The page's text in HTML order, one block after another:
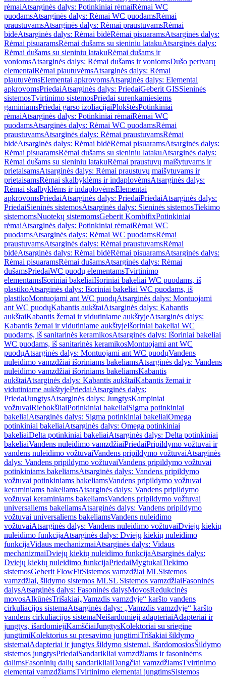
rėmaiAtsarginės dalys: Potinkiniai rėmaiRėmai WC
puodamsAtsarginės dalys: Rėmai WC puodamsRėmai
praustuvamsAtsarginės dalys: Rėmai praustuvamsRėmai
bidėAtsarginės dalys: Rėmai bidėRėmai pisuaramsAtsarginės dalys:
Rėmai pisuaramsRėmai dušams su sieniniu latakuAtsarginės dalys:
Rėmai dušams su sieniniu latakuRėmai dušams ir
voniomsAtsarginės dalys: Rėmai dušams ir voniomsDušo pertvarų
elementaiRėmai plautuvėmsAtsarginės dalys: Rėmai
plautuvėmsElementai apkrovomsAtsarginės dalys: Elementai
apkrovomsPriedaiAtsarginės dalys: PriedaiGeberit GISSieninės
sistemosTvirtinimo sistemosPriedai surenkamiesiems
gaminiamsPriedai garso izoliacijaiPlokštėsPotinkiniai
rėmaiAtsarginės dalys: Potinkiniai rėmaiRėmai WC
puodamsAtsarginės dalys: Rėmai WC puodamsRėmai
praustuvamsAtsarginės dalys: Rėmai praustuvamsRėmai
bidėAtsarginės dalys: Rėmai bidėRėmai pisuaramsAtsarginės dalys:
Rėmai pisuaramsRėmai dušams su sieniniu latakuAtsarginės dalys:
Rėmai dušams su sieniniu latakuRėmai praustuvų maišytuvams ir
prietaisamsAtsarginės dalys: Rėmai praustuvų maišytuvams ir
prietaisamsRėmai skalbyklėms ir indaplovėmsAtsarginės dalys:
Rėmai skalbyklėms ir indaplovėmsElementai
apkrovomsPriedaiAtsarginės dalys: PriedaiPriedaiAtsarginės dalys:
PriedaiSieninės sistemosAtsarginės dalys: Sieninės sistemosTiekimo
sistemomsNuotekų sistemomsGeberit KombifixPotinkiniai
rėmaiAtsarginės dalys: Potinkiniai rėmaiRėmai WC
puodamsAtsarginės dalys: Rėmai WC puodamsRėmai
praustuvamsAtsarginės dalys: Rėmai praustuvamsRėmai
bidėAtsarginės dalys: Rėmai bidėRėmai pisuaramsAtsarginės dalys:
Rėmai pisuaramsRėmai dušamsAtsarginės dalys: Rėmai
dušamsPriedaiWC puodų elementamsTvirtinimo
elementamsIšoriniai bakeliaiIšoriniai bakeliai WC puodams, iš
plastikoAtsarginės dalys: Išoriniai bakeliai WC puodams, iš
plastikoMontuojami ant WC puodųAtsarginės dalys: Montuojami
ant WC puodųKabantis aukštaiAtsarginės dalys: Kabantis
aukštaiKabantis žemai ir vidutiniame aukštyjeAtsarginės dalys:
Kabantis žemai ir vidutiniame aukštyjeIšoriniai bakeliai WC
puodams, iš sanitarinės keramikosAtsarginės dalys: Išoriniai bakeliai
WC puodams, iš sanitarinės keramikosMontuojami ant WC
puodųAtsarginės dalys: Montuojami ant WC puodųVandens
nuleidimo vamzdžiai išoriniams bakeliamsAtsarginės dalys: Vandens
nuleidimo vamzdžiai išoriniams bakeliamsKabantis
aukštaiAtsarginės dalys: Kabantis aukštaiKabantis žemai ir
vidutiniame aukštyjePriedaiAtsarginės dalys:
PriedaiJungtysAtsarginės dalys: JungtysKampiniai
vožtuvaiRiebokšliaiPotinkiniai bakeliaiSigma potinkiniai
bakeliaiAtsarginės dalys: Sigma potinkiniai bakeliaiOmega
potinkiniai bakeliaiAtsarginės dalys: Omega potinkiniai
bakeliaiDelta potinkiniai bakeliaiAtsarginės dalys: Delta potinkiniai
bakeliaiVandens nuleidimo vamzdžiaiPriedaiPripildymo vožtuvai ir
vandens nuleidimo vožtuvaiVandens pripildymo vožtuvaiAtsarginės
dalys: Vandens pripildymo vožtuvaiVandens pripildymo vožtuvai
potinkiniams bakeliamsAtsarginės dalys: Vandens pripildymo
vožtuvai potinkiniams bakeliamsVandens pripildymo vožtuvai
keraminiams bakeliamsAtsarginės dalys: Vandens pripildymo
vožtuvai keraminiams bakeliamsVandens pripildymo vožtuvai
universaliems bakeliamsAtsarginės dalys: Vandens pripildymo
vožtuvai universaliems bakeliamsVandens nuleidimo
vožtuvaiAtsarginės dalys: Vandens nuleidimo vožtuvaiDviejų kiekių
nuleidimo funkcijaAtsarginės dalys: Dviejų kiekių nuleidimo
funkcijaVidaus mechanizmaiAtsarginės dalys: Vidaus
mechanizmaiDviejų kiekių nuleidimo funkcijaAtsarginės dalys:
Dviejų kiekių nuleidimo funkcijaPriedaiMygtukaiTiekimo
sistemosGeberit FlowFitSistemos vamzdžiai MLSistemos
vamzdžiai, šildymo sistemos MLSL Sistemos vamzdžiaiFasoninės
dalysAtsarginės dalys: Fasoninės dalysMovosRedukcinės
movosAlkūnėsTrišakiai„Vamzdis vamzdyje“ karšto vandens
cirkuliacijos sistemaAtsarginės dalys: „Vamzdis vamzdyje“ karšto
vandens cirkuliacijos sistemaNeišardomieji adapteriaiAdapteriai ir
jungtys, išardomiejiKamščiaiJungtysKolektoriai su sriegine
jungtimiKolektorius su presavimo jungtimiTrišakiai šildymo
sistemaiAdapteriai ir jungtys šildymo sistemai, išardomosiosŠildymo
sistemos jungtysPriedaiSandarikliai vamzdžiams ir fasoninėms
dalimsFasoninių dalių sandarikliaiDangčiai vamzdžiamsTvirtinimo
elementai vamzdžiamsTvirtinimo elementai jungtimsSistemos